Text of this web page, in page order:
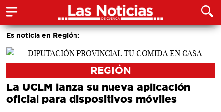
Es noticia en Región:
REGIÓN
La UCLM lanza su nueva aplicación
oficial para dispositivos móviles